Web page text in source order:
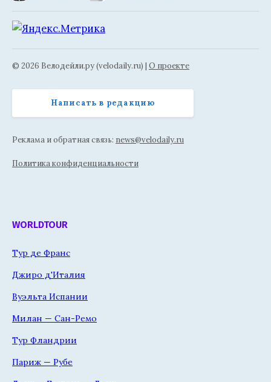
© 2026 Велодейли.ру (velodaily.ru) | О проекте
Написать в редакцию
Реклама и обратная связь: news@velodaily.ru
Политика конфиденциальности
WORLDTOUR
Тур де Франс
Джиро д'Италия
Вуэльта Испании
Милан — Сан-Ремо
Тур Фландрии
Париж — Рубе